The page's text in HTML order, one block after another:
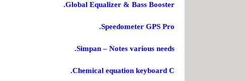
Global Equalizer & Bass Booster.
Speedometer GPS Pro.
Simpan – Notes various needs.
Chemical equation keyboard C.